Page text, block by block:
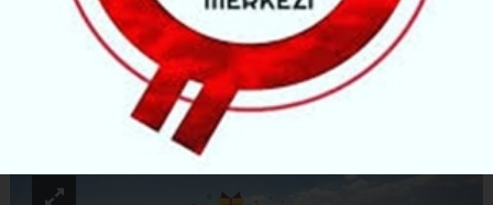
alışveriş ve kargo trafiğinin son durumunu ortaya
ABONE OL